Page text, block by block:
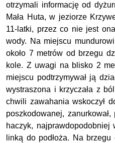
otrzymali informację od
Mała Huta, w jeziorze
11-latki, przez co nie jest
wody. Na miejscu
około 7 metrów od brzegu
kole. Z uwagi na blisko 2
miejscu podtrzymywał ją
wystraszona i krzyczała z
chwili zawahania wskoczył
poszkodowanej,
haczyk, najprawdopodobniej
linką do podłoża. Na